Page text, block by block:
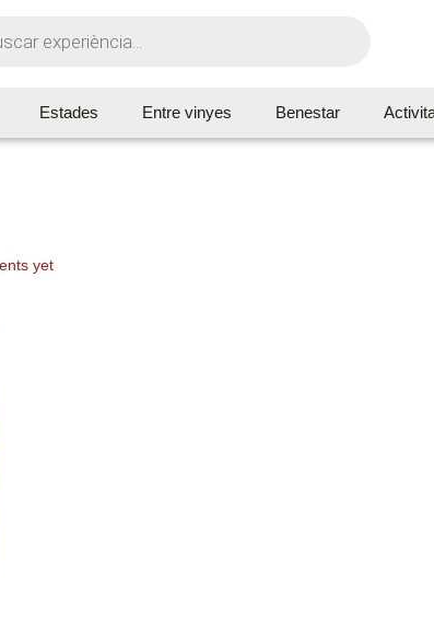
Estades Entre vinyes Benestar
yet